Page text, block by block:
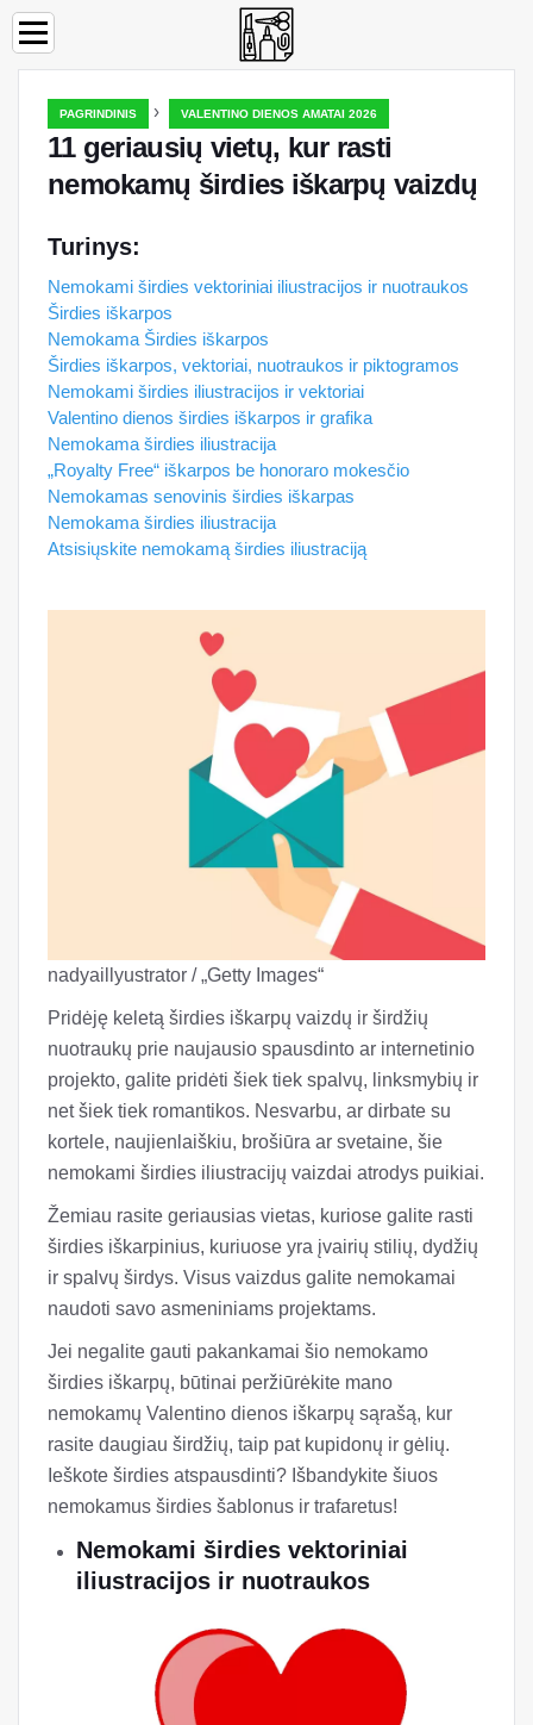
PAGRINDINIS › VALENTINO DIENOS AMATAI 2026
11 geriausių vietų, kur rasti
nemokamų širdies iškarpų vaizdų
Turinys:
Nemokami širdies vektoriniai iliustracijos ir nuotraukos
Širdies iškarpos
Nemokama Širdies iškarpos
Širdies iškarpos, vektoriai, nuotraukos ir piktogramos
Nemokami širdies iliustracijos ir vektoriai
Valentino dienos širdies iškarpos ir grafika
Nemokama širdies iliustracija
„Royalty Free“ iškarpos be honoraro mokesčio
Nemokamas senovinis širdies iškarpas
Nemokama širdies iliustracija
Atsisiųskite nemokamą širdies iliustraciją
nadyaillyustrator / „Getty Images“
Pridėję keletą širdies iškarpų vaizdų ir širdžių
nuotraukų prie naujausio spausdinto ar internetinio
projekto, galite pridėti šiek tiek spalvų, linksmybių ir
net šiek tiek romantikos. Nesvarbu, ar dirbate su
kortele, naujienlaiškiu, brošiūra ar svetaine, šie
nemokami širdies iliustracijų vaizdai atrodys puikiai.
Žemiau rasite geriausias vietas, kuriose galite rasti
širdies iškarpinius, kuriuose yra įvairių stilių, dydžių
ir spalvų širdys. Visus vaizdus galite nemokamai
naudoti savo asmeniniams projektams.
Jei negalite gauti pakankamai šio nemokamo
širdies iškarpų, būtinai peržiūrėkite mano
nemokamų Valentino dienos iškarpų sąrašą, kur
rasite daugiau širdžių, taip pat kupidonų ir gėlių.
Ieškote širdies atspausdinti? Išbandykite šiuos
nemokamus širdies šablonus ir trafaretus!
Nemokami širdies vektoriniai
iliustracijos ir nuotraukos